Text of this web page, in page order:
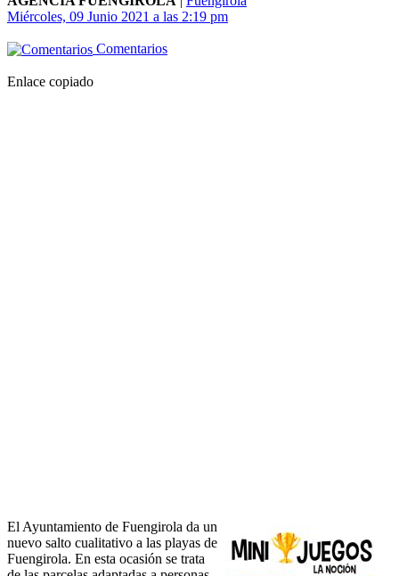
Miércoles, 09 Junio 2021 a las 2:19 pm
Comentarios
Enlace copiado
El Ayuntamiento de Fuengirola da un
nuevo salto cualitativo a las playas de
Fuengirola. En esta ocasión se trata